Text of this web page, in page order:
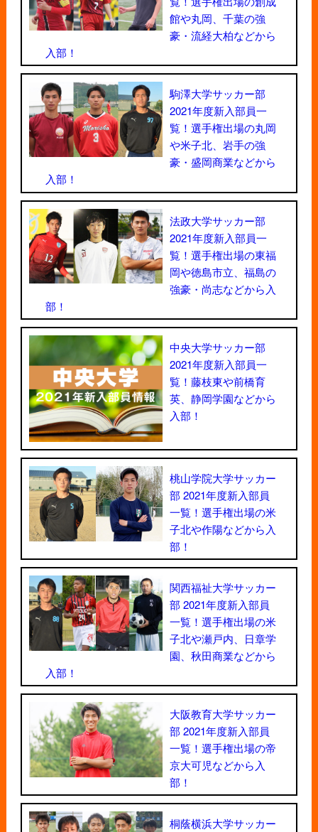
館や丸岡、千葉の強
豪・流経大柏などから
入部！
駒澤大学サッカー部
2021年度新入部員一
覧！選手権出場の丸岡
や米子北、岩手の強
豪・盛岡商業などから
入部！
法政大学サッカー部
2021年度新入部員一
覧！選手権出場の東福
岡や徳島市立、福島の
強豪・尚志などから入
部！
中央大学サッカー部
2021年度新入部員一
覧！藤枝東や前橋育
英、静岡学園などから
入部！
桃山学院大学サッカー
部 2021年度新入部員
一覧！選手権出場の米
子北や作陽などから入
部！
関西福祉大学サッカー
部 2021年度新入部員
一覧！選手権出場の米
子北や瀬戸内、日章学
園、秋田商業などから
入部！
大阪教育大学サッカー
部 2021年度新入部員
一覧！選手権出場の帝
京大可児などから入
部！
桐蔭横浜大学サッカー